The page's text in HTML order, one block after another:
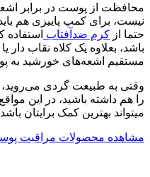
محافظت از پوست در برابر
نیست، برای کمپ پاییزی هم
حتما از کرم ضدآفتاب استفاده
باشد، بعلاوه یک کلاه نقاب دار
مستقیم اشعه‌های خورشید به
وقتی به طبیعت گردی می‌روید،
را هم داشته باشید، در این
می‎تواند بهترین کمک برایتان باشد.
مشاهده محصولات مراقبت